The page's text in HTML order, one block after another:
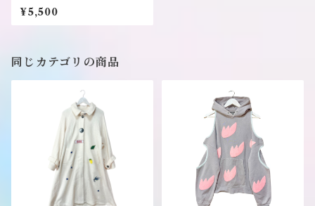
ェクトプラン》
¥5,500
同じカテゴリの商品